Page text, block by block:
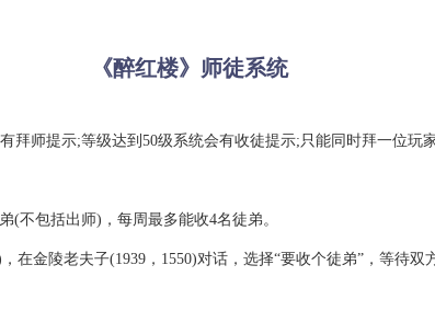
《醉红楼》师徒系统
拜师提示;等级达到50级系统会有收徒提示;只能同时拜一位玩家
(不包括出师)，每周最多能收4名徒弟。
在金陵老夫子(1939，1550)对话，选择“要收个徒弟”，等待双